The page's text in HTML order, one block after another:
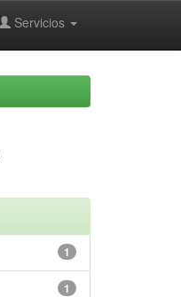
Servicios
1
1